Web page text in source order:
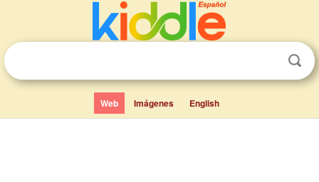
Web Imágenes English